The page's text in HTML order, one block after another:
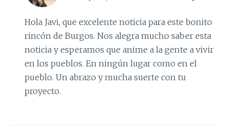
Hola Javi, que excelente noticia para este bonito
rincón de Burgos. Nos alegra mucho saber esta
noticia y esperamos que anime a la gente a vivir
en los pueblos. En ningún lugar como en el
pueblo. Un abrazo y mucha suerte con tu
proyecto.